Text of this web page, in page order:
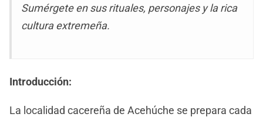
Sumérgete en sus rituales, personajes y la rica
cultura extremeña.
Introducción:
La localidad cacereña de Acehúche se prepara cada